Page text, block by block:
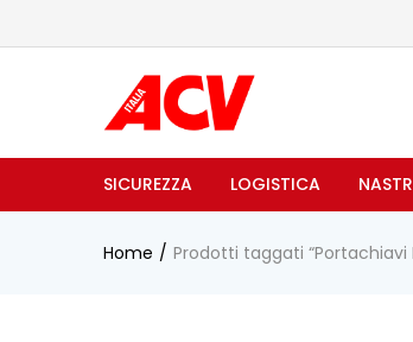
SICUREZZA LOGISTICA
Home Prodotti taggati “Portachiavi